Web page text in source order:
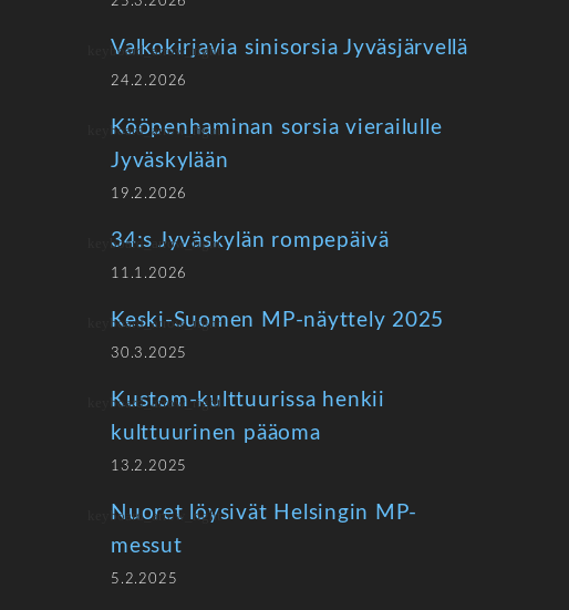
Valkokirjavia sinisorsia Jyväsjärvellä
24.2.2026
Kööpenhaminan sorsia vierailulle
Jyväskylään
19.2.2026
34:s Jyväskylän rompepäivä
11.1.2026
Keski-Suomen MP-näyttely 2025
30.3.2025
Kustom-kulttuurissa henkii
kulttuurinen pääoma
13.2.2025
Nuoret löysivät Helsingin MP-
messut
5.2.2025